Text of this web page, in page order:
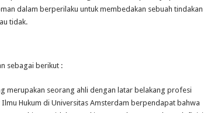
dalam berperilaku untuk membedakan sebuah tindakan
tidak.
sebagai berikut :
merupakan seorang ahli dengan latar belakang profesi
Hukum di Universitas Amsterdam berpendapat bahwa